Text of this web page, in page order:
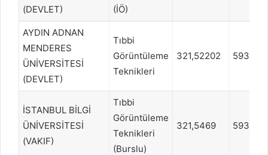
(DEVLET)
(İÖ)
AYDIN ADNAN
MENDERES
ÜNİVERSİTESİ
(DEVLET)
Tıbbi
Görüntüleme
Teknikleri
321,52202 593760
İSTANBUL BİLGİ
ÜNİVERSİTESİ
(VAKIF)
Tıbbi
Görüntüleme
Teknikleri
(Burslu)
321,5469 593760